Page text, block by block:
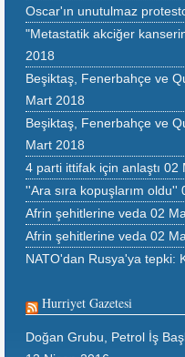
Oscar'ın unutulmaz
"Metastatik akciğer
2018
Beşiktaş, Fenerbahçe ve
Mart 2018
Beşiktaş, Fenerbahçe ve
Mart 2018
4 parti ittifak için anlaştı 02
''Ara sıra kopuşlarım oldu''
Afrin şehitlerine veda 02
Afrin şehitlerine veda 02
NATO'dan Rusya'ya tepki:
Hurriyet Gazetesi
Doğan Grubu, Petrol İş